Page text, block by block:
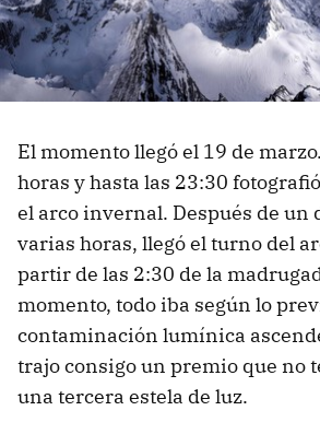
El momento llegó el 19 de
horas y hasta las 23:30
el arco invernal. Después de un
varias horas, llegó el turno del
partir de las 2:30 de la
momento, todo iba según lo
contaminación lumínica
trajo consigo un premio que no
una tercera estela de luz.